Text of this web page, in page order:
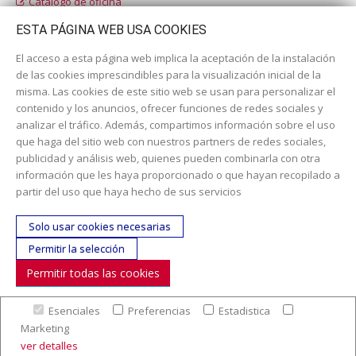
Dirección:c/ Cercedilla nº 14, 28925 Alcorcón
Email:contacta aquí
Teléfono:913519435
SÍGUENOS
© Copyright 2017. Todos los derechos reservados. |Nuestra
empresa|Aviso legal
preparación y envío
ESTA PÁGINA WEB USA COOKIES
El acceso a esta página web implica la aceptación de la instalación
de las cookies imprescindibles para la visualización inicial de la
misma. Las cookies de este sitio web se usan para personalizar el
contenido y los anuncios, ofrecer funciones de redes sociales y
analizar el tráfico. Además, compartimos información sobre el uso
que haga del sitio web con nuestros partners de redes sociales,
publicidad y análisis web, quienes pueden combinarla con otra
información que les haya proporcionado o que hayan recopilado a
partir del uso que haya hecho de sus servicios
Solo usar cookies necesarias
Permitir la selección
Permitir todas las cookies
Esenciales Preferencias
Estadistica
Marketing
ver detalles